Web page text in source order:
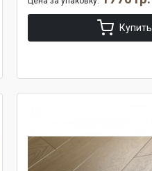
Купить